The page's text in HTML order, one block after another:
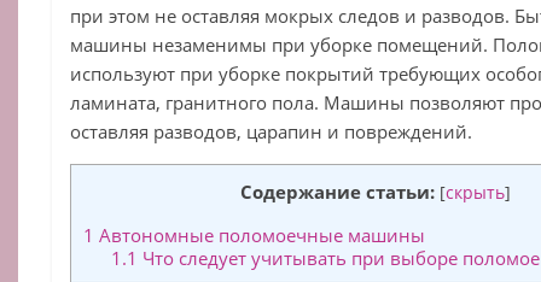
при этом не оставляя мокрых следов и разводов.
машины незаменимы при уборке помещений.
используют при уборке покрытий требующих
ламината, гранитного пола. Машины позволяют
оставляя разводов, царапин и повреждений.
Содержание статьи: [скрыть]
1 Автономные поломоечные машины
1.1 Что следует учитывать при выборе